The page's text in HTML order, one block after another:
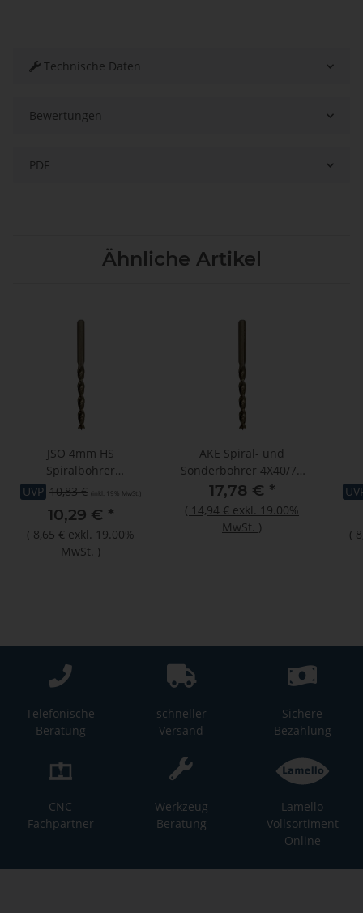
Technische Daten
Bewertungen
PDF
Ähnliche Artikel
JSO 4mm HS
Spiralbohrer
4x43x75mm mit
Vorschneider Links
UVP 10,83 € (inkl. 19% MwSt.)
10,29 € *
( 8,65 € exkl. 19.00%
MwSt. )
AKE Spiral- und
Sonderbohrer 4X40/75
S4 Z2 HS R
17,78 € *
( 14,94 € exkl. 19.00%
MwSt. ) (
Telefonische
Beratung
schneller
Versand
Sichere
Bezahlung
CNC
Fachpartner
Werkzeug
Beratung
Lamello
Vollsortiment
Online